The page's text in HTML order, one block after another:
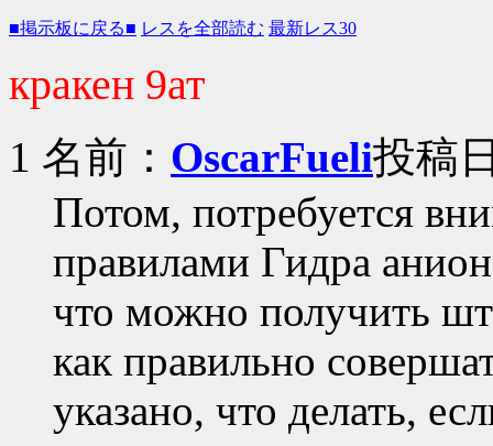
■掲示板に戻る■ レスを全部読む 最新レス30
кракен 9ат
1 名前： OscarFueli投稿
Потом, потребуется
правилами Гидра
что можно получить
как правильно
указано, что делать,